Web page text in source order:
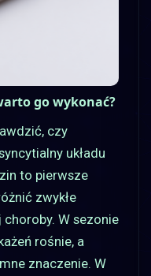
go wykonać?
czy
układu
to pierwsze
zwykłe
W sezonie
rośnie, a
znaczenie. W